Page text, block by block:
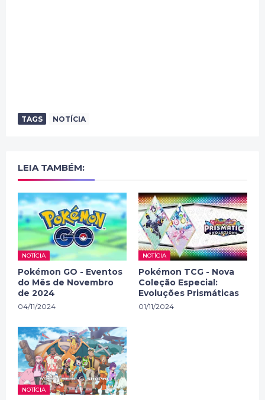
TAGS NOTÍCIA
LEIA TAMBÉM:
NOTÍCIA
Pokémon GO - Eventos
do Mês de Novembro
de 2024
04/11/2024
NOTÍCIA
Pokémon TCG - Nova
Coleção Especial:
Evoluções Prismáticas
01/11/2024
NOTÍCIA